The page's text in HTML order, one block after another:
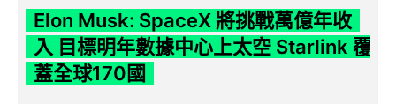
Elon Musk: SpaceX 將挑戰萬億年收
入 目標明年數據中心上太空 Starlink 覆
蓋全球170國